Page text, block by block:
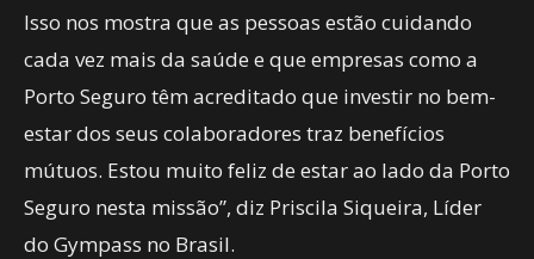
Isso nos mostra que as pessoas estão cuidando
cada vez mais da saúde e que empresas como a
Porto Seguro têm acreditado que investir no bem-
estar dos seus colaboradores traz benefícios
mútuos. Estou muito feliz de estar ao lado da Porto
Seguro nesta missão”, diz Priscila Siqueira, Líder
do Gympass no Brasil.